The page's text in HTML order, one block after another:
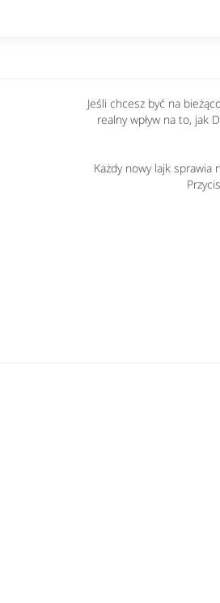
Jeśli chcesz być na
realny wpływ na to, jak
Każdy nowy lajk